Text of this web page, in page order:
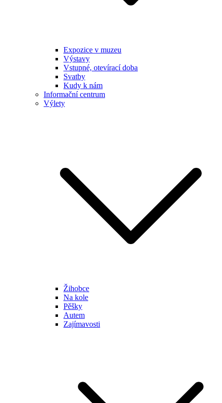
Expozice v muzeu
Výstavy
Vstupné, otevírací doba
Svatby
Kudy k nám
Informační centrum
Výlety
Žihobce
Na kole
Pěšky
Autem
Zajímavosti